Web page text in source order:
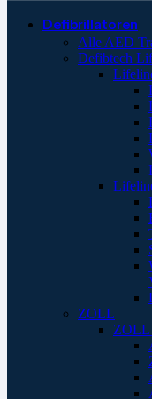
Defibrillatoren
Alle AED
Defibtech
ZOLL
ZOLL